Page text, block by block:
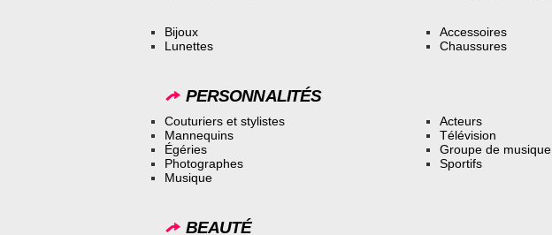
Bijoux
Lunettes
Accessoires
Chaussures
PERSONNALITÉS
Couturiers et stylistes
Mannequins
Égéries
Photographes
Musique
Acteurs
Télévision
Groupe de musique
Sportifs
BEAUTÉ